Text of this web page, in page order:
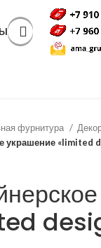
фурнитура
украшение «limited